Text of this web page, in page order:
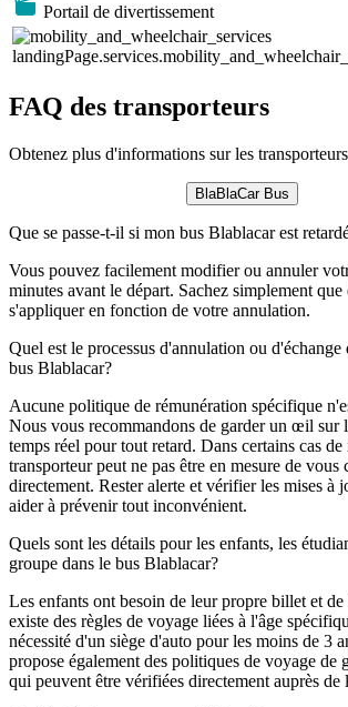
Portail de divertissement
FAQ des transporteurs
Obtenez plus d'informations sur les
BlaBlaCar Bus
Que se passe-t-il si mon bus Blablacar est
Vous pouvez facilement modifier ou annuler
minutes avant le départ. Sachez simplement
s'appliquer en fonction de votre annulation.
Quel est le processus d'annulation ou
bus Blablacar?
Aucune politique de rémunération spécifique
Nous vous recommandons de garder un œil sur
temps réel pour tout retard. Dans certains cas de
transporteur peut ne pas être en mesure de vous
directement. Rester alerte et vérifier les mises à
aider à prévenir tout inconvénient.
Quels sont les détails pour les enfants, les
groupe dans le bus Blablacar?
Les enfants ont besoin de leur propre billet et
existe des règles de voyage liées à l'âge
nécessité d'un siège d'auto pour les moins de 3
propose également des politiques de voyage de
qui peuvent être vérifiées directement auprès de